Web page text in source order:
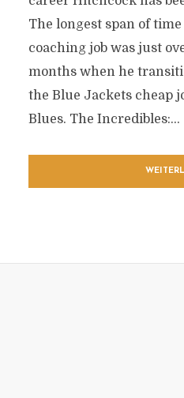
The longest span of
coaching job was just
months when he
the Blue Jackets cheap
Blues. The Incredibles:...